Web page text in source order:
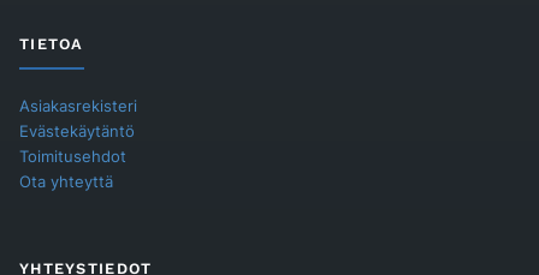
TIETOA
Asiakasrekisteri
Evästekäytäntö
Toimitusehdot
Ota yhteyttä
YHTEYSTIEDOT